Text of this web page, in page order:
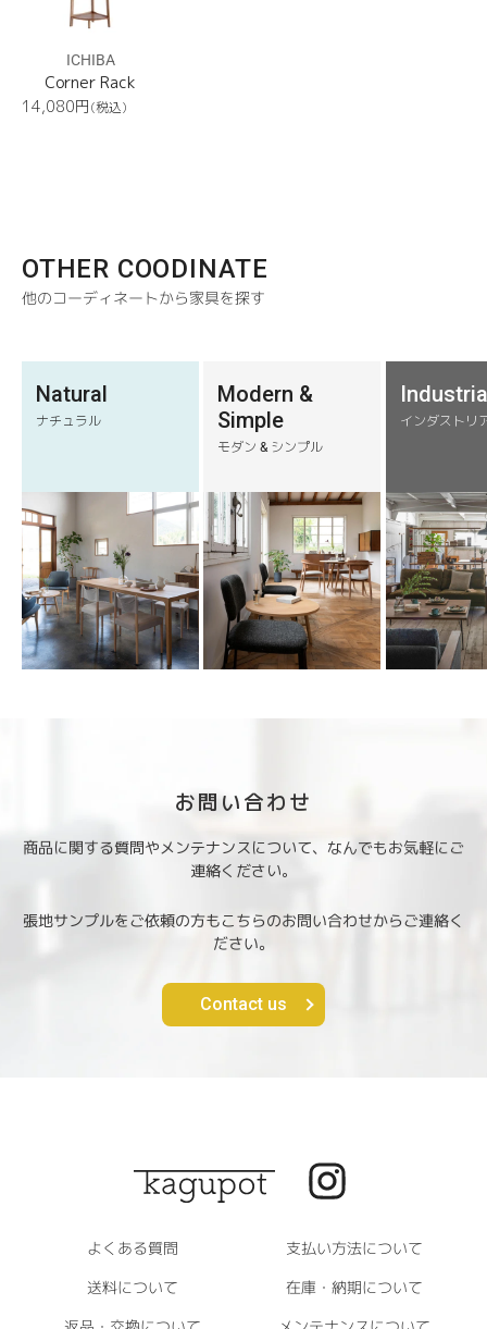
ICHIBA
Corner Rack
通
14,080円(税込)
OTHER COODINATE
他のコーディネートから家具を探す
Natural
ナチュラル
Modern &
Simple
モダン & シンプル
インダストリ
お問い合わせ
商品に関する質問やメンテナンスについて、なんでもお気軽にご
連絡ください。
張地サンプルをご依頼の方もこちらのお問い合わせからご連絡く
ださい。
Contact us
よくある質問 支払い方法について
送料について
在庫・納期について